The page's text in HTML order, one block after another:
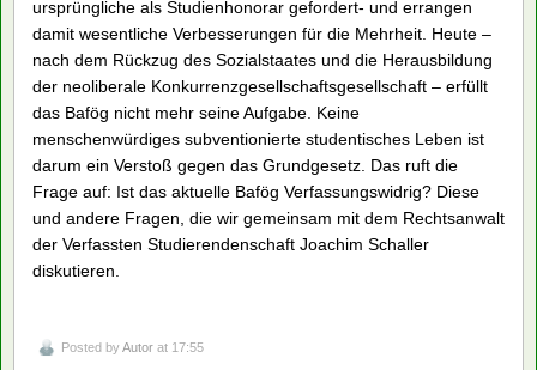
ursprüngliche als Studienhonorar gefordert- und errangen
damit wesentliche Verbesserungen für die Mehrheit. Heute –
nach dem Rückzug des Sozialstaates und die Herausbildung
der neoliberale Konkurrenzgesellschaftsgesellschaft – erfüllt
das Bafög nicht mehr seine Aufgabe. Keine
menschenwürdiges subventionierte studentisches Leben ist
darum ein Verstoß gegen das Grundgesetz. Das ruft die
Frage auf: Ist das aktuelle Bafög Verfassungswidrig? Diese
und andere Fragen, die wir gemeinsam mit dem Rechtsanwalt
der Verfassten Studierendenschaft Joachim Schaller
diskutieren.
Posted byAutor at 17:55